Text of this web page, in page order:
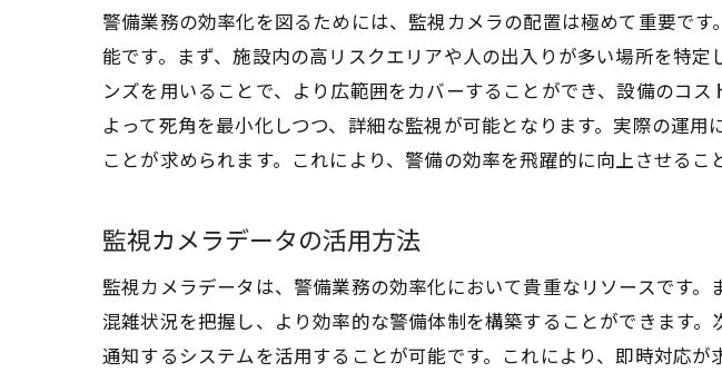
警備業務の効率化を図るためには、監視カメラの配置は極めて重要で
能です。まず、施設内の高リスクエリアや人の出入りが多い場所を特
ンズを用いることで、より広範囲をカバーすることができ、設備のコ
よって死角を最小化しつつ、詳細な監視が可能となります。実際の運
ことが求められます。これにより、警備の効率を飛躍的に向上させるこ
監視カメラデータの活用方法
監視カメラデータは、警備業務の効率化において貴重なリソースです
混雑状況を把握し、より効率的な警備体制を構築することができます
通知するシステムを活用することが可能です。これにより、即時対応